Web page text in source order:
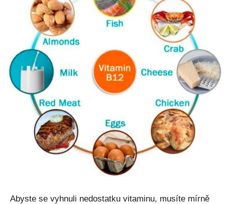
Abyste se vyhnuli nedostatku vitaminu, musíte mírně